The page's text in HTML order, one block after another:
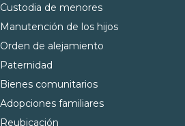
Custodia de menores
Manutención de los hijos
Orden de alejamiento
Paternidad
Bienes comunitarios
Adopciones familiares
Reubicación